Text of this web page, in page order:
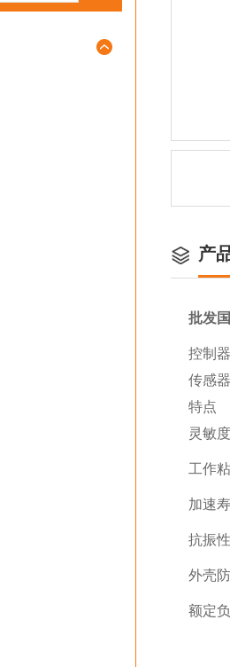
产
批发
控制
传感
特点
灵敏
工作
加速
抗振
外壳
额定